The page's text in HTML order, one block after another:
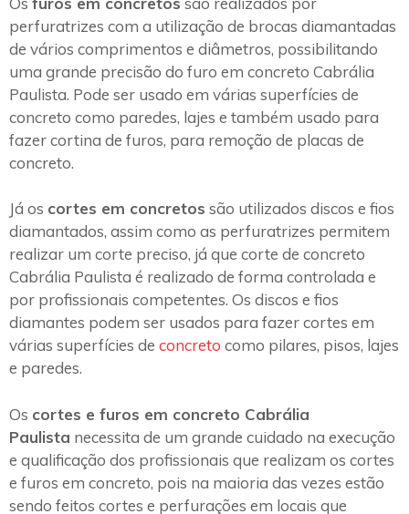
perfuratrizes com a utilização de brocas diamantadas
de vários comprimentos e diâmetros, possibilitando
uma grande precisão do furo em concreto Cabrália
Paulista. Pode ser usado em várias superfícies de
concreto como paredes, lajes e também usado para
fazer cortina de furos, para remoção de placas de
concreto.
Já os cortes em concretos são utilizados discos e fios
diamantados, assim como as perfuratrizes permitem
realizar um corte preciso, já que corte de concreto
Cabrália Paulista é realizado de forma controlada e
por profissionais competentes. Os discos e fios
diamantes podem ser usados para fazer cortes em
várias superfícies de concreto como pilares, pisos, lajes
e paredes.
Os cortes e furos em concreto Cabrália
Paulista necessita de um grande cuidado na execução
e qualificação dos profissionais que realizam os cortes
e furos em concreto, pois na maioria das vezes estão
sendo feitos cortes e perfurações em locais que